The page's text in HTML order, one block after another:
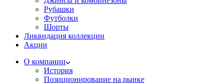
Рубашки
Футболки
Шорты
Ликвидация коллекции
Акции
О компании
История
Позиционирование на рынке